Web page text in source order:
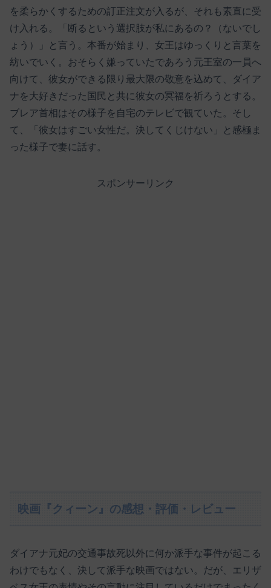
を柔らかくするための訂正注文が入るが、それも素直に受
け入れる。「断るという選択肢が私にあるの？（ないでし
ょう）」と言う。本番が始まり、女王はゆっくりと言葉を
紡いでいく。おそらく嫌っていたであろう元王室の一員へ
向けて、彼女ができる限り最大限の敬意を込めて、ダイア
ナを大好きだった国民と共に彼女の冥福を祈ろうとする。
ブレア首相はその様子を自宅のテレビで観ていた。そし
て、「彼女はすごい女性だ。決してくじけない」と感極ま
った様子で妻に話す。
スポンサーリンク
映画『クィーン』の感想・評価・レビュー
ダイアナ元妃の交通事故死以外に何か派手な事件が起こる
わけでもなく、決して派手な映画ではない。だが、エリザ